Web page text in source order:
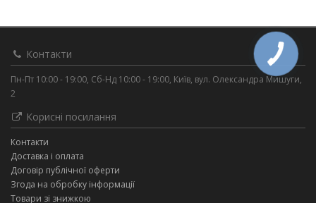
Контакти
Пн-Пт 10:00 - 19:00, Сб-Нд 10:00 - 19:00, Київ, вул. Олександра Мишуги,
2
Корисні посилання
Контакти
Доставка і оплата
Договір публічної оферти
Згода на обробку інформації
Товари зі знижкою